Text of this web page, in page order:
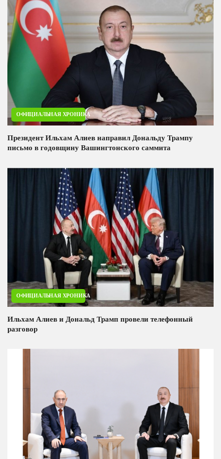
ОФИЦИАЛЬНАЯ ХРОНИКА
Президент Ильхам Алиев направил Дональду Трампу
письмо в годовщину Вашингтонского саммита
ОФИЦИАЛЬНАЯ ХРОНИКА
Ильхам Алиев и Дональд Трамп провели телефонный
разговор